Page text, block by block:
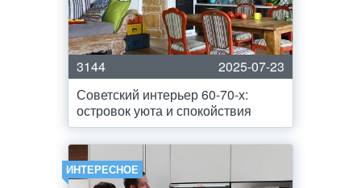
3144
2025-07-23
Советский интерьер 60-70-х:
островок уюта и спокойствия
ИНТЕРЕСНОЕ